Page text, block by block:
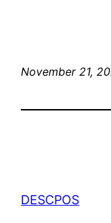
November 21,
DESCPOS